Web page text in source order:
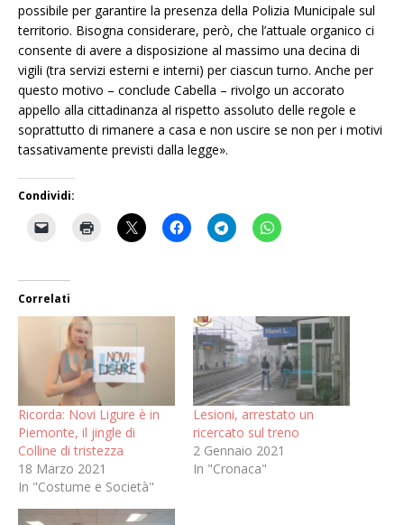
possibile per garantire la presenza della Polizia Municipale sul
territorio. Bisogna considerare, però, che l’attuale organico ci
consente di avere a disposizione al massimo una decina di
vigili (tra servizi esterni e interni) per ciascun turno. Anche per
questo motivo – conclude Cabella – rivolgo un accorato
appello alla cittadinanza al rispetto assoluto delle regole e
soprattutto di rimanere a casa e non uscire se non per i motivi
tassativamente previsti dalla legge».
Condividi:
Correlati
Ricorda: Novi Ligure è in
Piemonte, il jingle di
Colline di tristezza
18 Marzo 2021
In "Costume e Società"
Lesioni, arrestato un
ricercato sul treno
2 Gennaio 2021
In "Cronaca"